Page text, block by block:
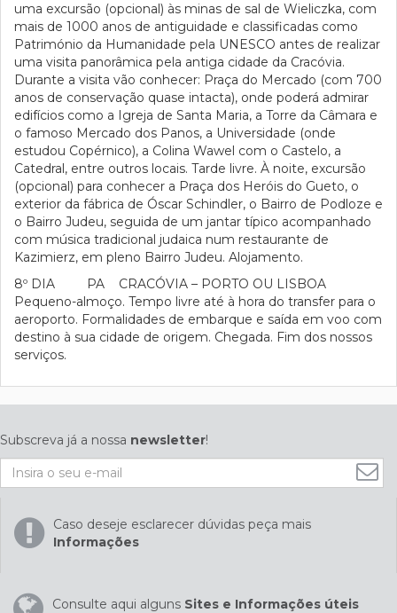
uma excursão (opcional) às minas de sal de Wieliczka, com
mais de 1000 anos de antiguidade e classificadas como
Património da Humanidade pela UNESCO antes de realizar
uma visita panorâmica pela antiga cidade da Cracóvia.
Durante a visita vão conhecer: Praça do Mercado (com 700
anos de conservação quase intacta), onde poderá admirar
edifícios como a Igreja de Santa Maria, a Torre da Câmara e
o famoso Mercado dos Panos, a Universidade (onde
estudou Copérnico), a Colina Wawel com o Castelo, a
Catedral, entre outros locais. Tarde livre. À noite, excursão
(opcional) para conhecer a Praça dos Heróis do Gueto, o
exterior da fábrica de Óscar Schindler, o Bairro de Podloze e
o Bairro Judeu, seguida de um jantar típico acompanhado
com música tradicional judaica num restaurante de
Kazimierz, em pleno Bairro Judeu. Alojamento.
8º DIA PA CRACÓVIA – PORTO OU LISBOA
Pequeno-almoço. Tempo livre até à hora do transfer para o
aeroporto. Formalidades de embarque e saída em voo com
destino à sua cidade de origem. Chegada. Fim dos nossos
serviços.
Subscreva já a nossa newsletter!
Caso deseje esclarecer dúvidas peça mais
Informações
Consulte aqui alguns Sites e Informações úteis